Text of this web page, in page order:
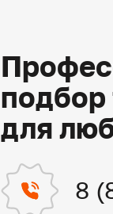
подбор
для
8